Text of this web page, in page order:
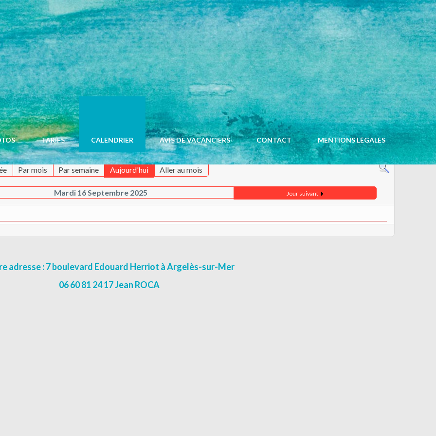
TARIFS CALENDRIER AVIS DE VACANCIERS CONTACT MENTIONS LÉGALES
ACCUEIL CALENDRIER
Par mois Par semaine Aujourd'hui Aller au mois
Mardi 16 Septembre 2025 Jour suivant
adresse : 7 boulevard Edouard Herriot à Argelès-sur-Mer
06 60 81 24 17 Jean ROCA